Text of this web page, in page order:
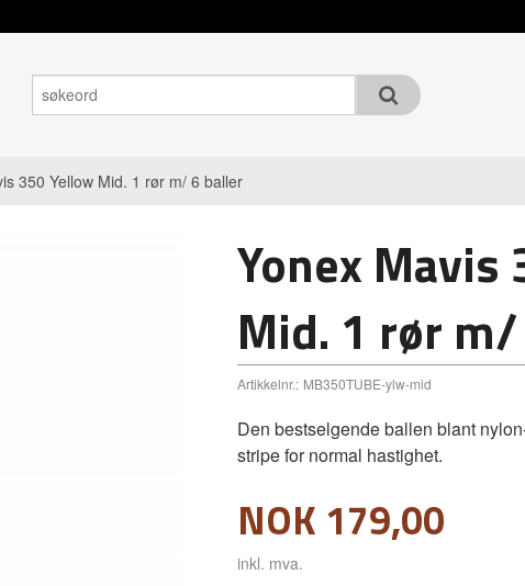
350 Yellow Mid. 1 rør m/ 6 baller
Yonex Mavis
Mid. 1 rør
Artikkelnr.: MB350TUBE-ylw-mid
Den bestselgende ballen blant
stripe for normal hastighet.
Pris
NOK 179,00
inkl. mva.